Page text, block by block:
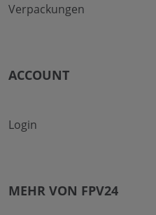
Verpackungen
ACCOUNT
Login
MEHR VON FPV24